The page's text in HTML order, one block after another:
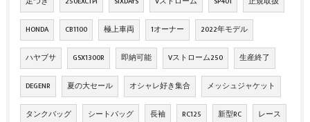
HONDA CB1100 極上車両 1オーナー 2022年モデル
ハヤブサ GSX1300R 即納可能 Vストローム250 生産終了
DEGENR 夏の大セール オシャレ好き集合 メッシュジャケット
タンクバッグ シートバッグ 長袖 RC125 新型RC レース